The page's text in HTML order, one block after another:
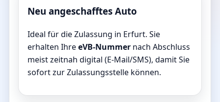
Neu angeschafftes Auto
Ideal für die Zulassung in Erfurt. Sie
erhalten IhreeVB-Nummer nach Abschluss
meist zeitnah digital (E-Mail/SMS), damit Sie
sofort zur Zulassungsstelle können.